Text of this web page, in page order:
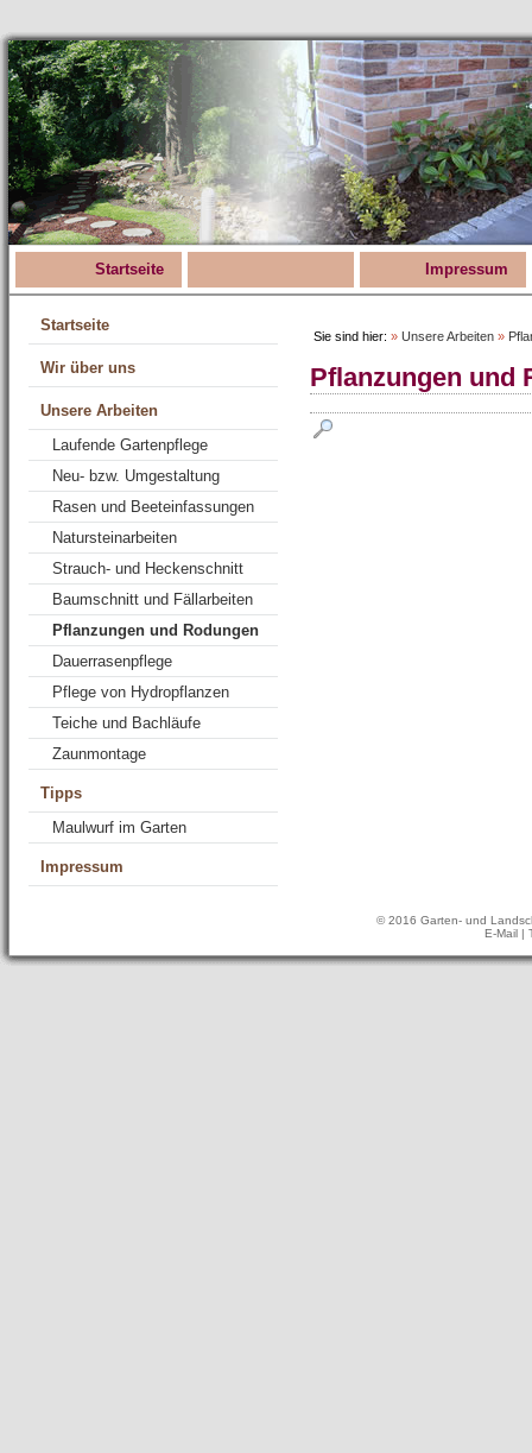
Startseite Impressum
Startseite
Wir über uns
Unsere Arbeiten
Laufende Gartenpflege
Neu- bzw. Umgestaltung
Rasen und Beeteinfassungen
Natursteinarbeiten
Strauch- und Heckenschnitt
Baumschnitt und Fällarbeiten
Pflanzungen und Rodungen
Dauerrasenpflege
Pflege von Hydropflanzen
Teiche und Bachläufe
Zaunmontage
Tipps
Maulwurf im Garten
Impressum
Sie sind hier: » Unsere Arbeiten »
Pflanzungen und
© 2016 Garten- und
E-Mail |